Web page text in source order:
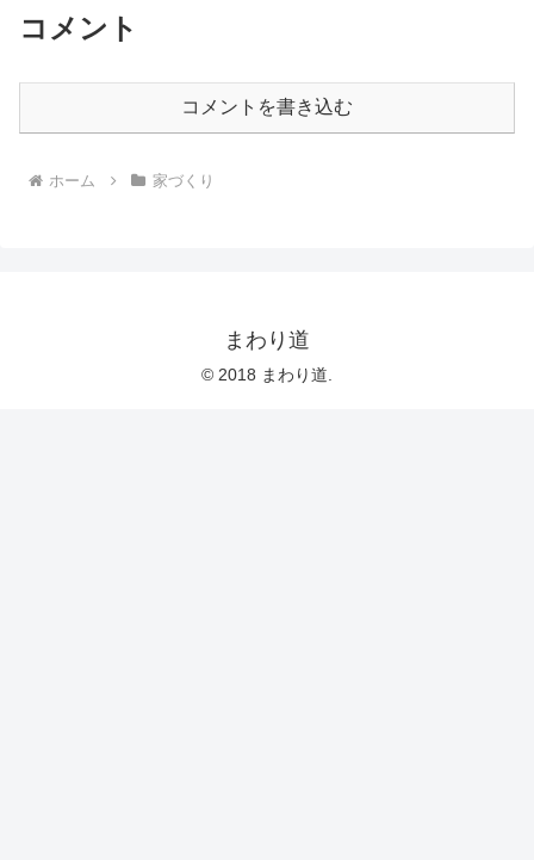
コメント
コメントを書き込む
ホーム 家づくり
まわり道
© 2018 まわり道.